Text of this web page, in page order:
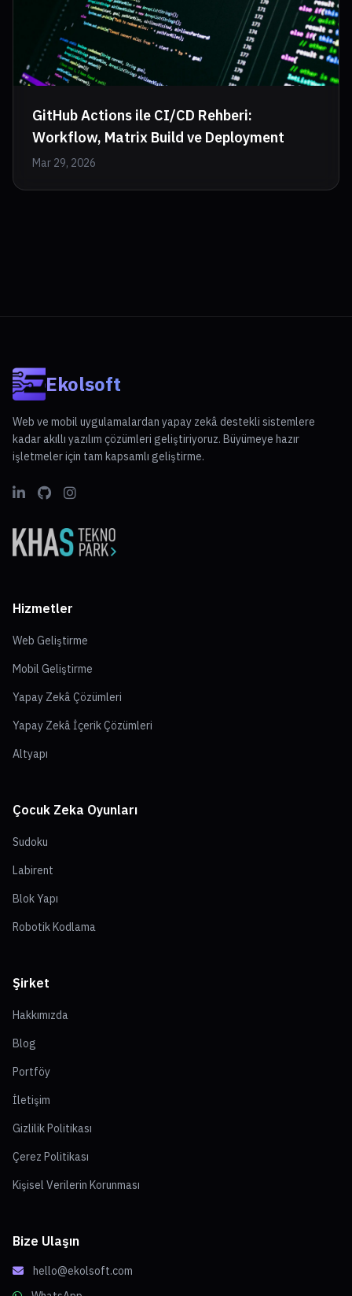
GitHub Actions ile CI/CD Rehberi:
Workflow, Matrix Build ve Deployment
Mar 29, 2026
Ekolsoft
Web ve mobil uygulamalardan yapay zekâ destekli sistemlere
kadar akıllı yazılım çözümleri geliştiriyoruz. Büyümeye hazır
işletmeler için tam kapsamlı geliştirme.
Hizmetler
Web Geliştirme
Mobil Geliştirme
Yapay Zekâ Çözümleri
Yapay Zekâ İçerik Çözümleri
Altyapı
Çocuk Zeka Oyunları
Sudoku
Labirent
Blok Yapı
Robotik Kodlama
Şirket
Hakkımızda
Blog
Portföy
İletişim
Gizlilik Politikası
Çerez Politikası
Kişisel Verilerin Korunması
Bize Ulaşın
hello@ekolsoft.com